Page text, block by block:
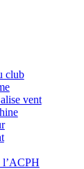
club
vent
l’ACPH